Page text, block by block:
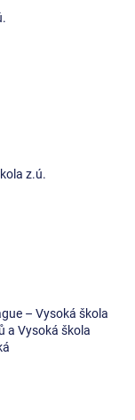
z.ú.
– Vysoká škola
a Vysoká škola